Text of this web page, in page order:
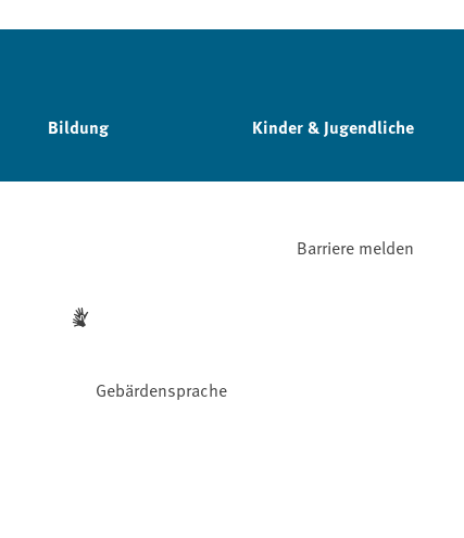
Bildung Kinder & Jugendliche
Gebärdensprache
Barriere melden